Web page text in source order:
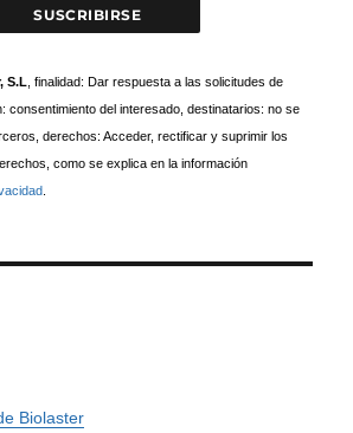
S.L , finalidad: Dar respuesta a las solicitudes de
consentimiento del interesado, destinatarios: no se
derechos: Acceder, rectificar y suprimir los
como se explica en la información
Biolaster